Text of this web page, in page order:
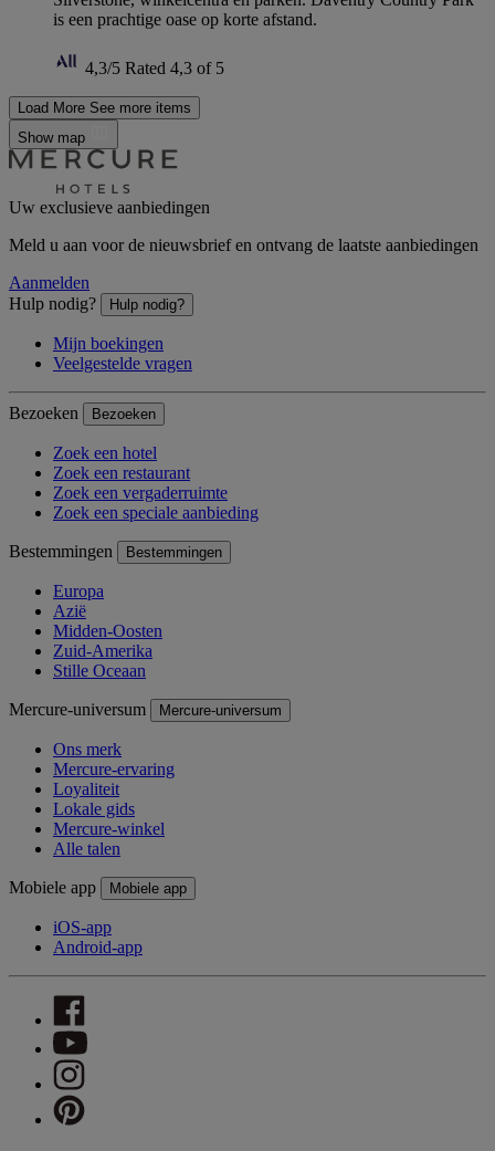
is een prachtige oase op korte afstand.
4,3/5 Rated 4,3 of 5
Load More See more items
Show map
Uw exclusieve aanbiedingen
Meld u aan voor de nieuwsbrief en ontvang de laatste aanbiedingen
Aanmelden
Hulp nodig?
Hulp nodig?
Mijn boekingen
Veelgestelde vragen
Bezoeken Bezoeken
Zoek een hotel
Zoek een restaurant
Zoek een vergaderruimte
Zoek een speciale aanbieding
Bestemmingen Bestemmingen
Europa
Azië
Midden-Oosten
Zuid-Amerika
Stille Oceaan
Mercure-universum Mercure-universum
Ons merk
Mercure-ervaring
Loyaliteit
Lokale gids
Mercure-winkel
Alle talen
Mobiele app Mobiele app
iOS-app
Android-app